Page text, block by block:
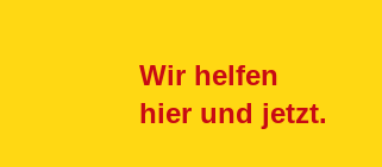
Wir helfen
hier und jetzt.